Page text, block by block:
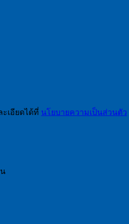
เอียดได้ที่ นโยบายความเป็นส่วนตัว